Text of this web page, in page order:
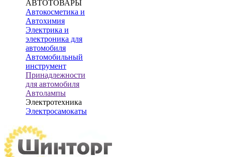
АВТОТОВАРЫ
Автокосметика и
Автохимия
Электрика и
электроника для
автомобиля
Автомобильный
инструмент
Принадлежности
для автомобиля
Автолампы
Электротехника
Электросамокаты